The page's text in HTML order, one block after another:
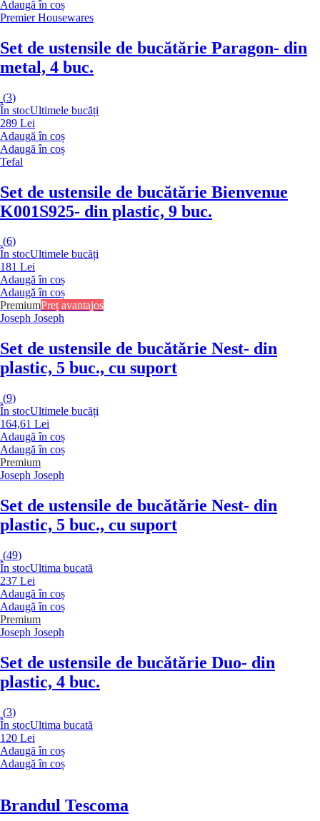
Adaugă în coș
Premier Housewares
Set de ustensile de bucătărie Paragon- din
metal, 4 buc.
(3)
În stocUltimele bucăți
289 Lei
Adaugă în coș
Adaugă în coș
Tefal
Set de ustensile de bucătărie Bienvenue
K001S925- din plastic, 9 buc.
(6)
În stocUltimele bucăți
181 Lei
Adaugă în coș
Adaugă în coș
PremiumPreț avantajos
Joseph Joseph
Set de ustensile de bucătărie Nest- din
plastic, 5 buc., cu suport
(9)
În stocUltimele bucăți
164,61 Lei
Adaugă în coș
Adaugă în coș
Premium
Joseph Joseph
Set de ustensile de bucătărie Nest- din
plastic, 5 buc., cu suport
(49)
În stocUltima bucată
237 Lei
Adaugă în coș
Adaugă în coș
Premium
Joseph Joseph
Set de ustensile de bucătărie Duo- din
plastic, 4 buc.
(3)
În stocUltima bucată
120 Lei
Adaugă în coș
Adaugă în coș
Brandul Tescoma